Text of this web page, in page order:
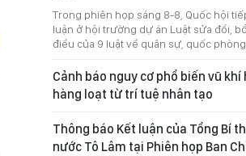
Trong phiên họp sáng 8-8, Quốc hội
luận ở hội trường dự án Luật sửa đổi,
điều của 9 luật về quân sự, quốc phòng.
Cảnh báo nguy cơ phổ biến vũ khí
hàng loạt từ trí tuệ nhân tạo
Thông báo Kết luận của Tổng Bí
nước Tô Lâm tại Phiên họp Ban